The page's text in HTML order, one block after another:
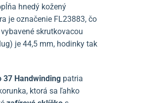
hnedý kožený
je označenie FL23883, čo
skrutkovacou
je 44,5 mm, hodinky tak
37 Handwinding patria
ktorá sa ľahko